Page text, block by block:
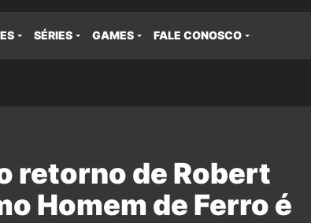
SÉRIES GAMES FALE CONOSCO
retorno de Robert
Homem de Ferro é